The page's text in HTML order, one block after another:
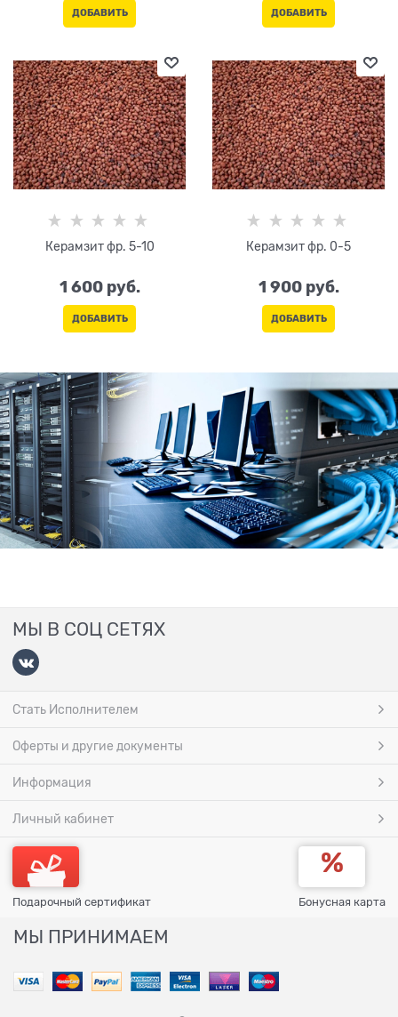
ДОБАВИТЬ ДОБАВИТЬ
Керамзит фр. 5-10
1 600 руб.
ДОБАВИТЬ
Керамзит фр. 0-5
1 900 руб.
ДОБАВИТЬ
МЫ В СОЦ СЕТЯХ
Стать Исполнителем
Оферты и другие документы
Информация
Личный кабинет
Подарочный сертификат Бонусная карта
МЫ ПРИНИМАЕМ